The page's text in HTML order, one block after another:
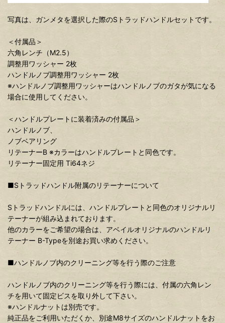
写真は、ガンメタを選択した際のSトラッドハンドルセットです。
＜付属品＞
六角レンチ（M2.5）
調整用ワッシャー 2枚
ハンドルノブ調整用ワッシャー 2枚
※ハンドルノブ調整用ワッシャーはハンドルノブのガタが気になる
場合に使用してください。
＜ハンドルプレートに装着済みの付属品＞
ハンドルノブ、
ノブベアリング
リテーナーB ※カラーはハンドルプレートと同色です。
リテーナー固定用 Ti64ネジ
■Sトラッドハンドル附属のリテーナーについて
Sトラッドハンドルには、ハンドルプレートと同色のオリジナルリ
テーナーが組み込まれております。
他のカラーをご希望の場合は、アベイルオリジナルのハンドルリ
テーナー B-Typeを別途お買い求めください。
■ハンドルノブ内のクリーニング等を行う際のご注意
ハンドルノブ内のクリーニング等を行う際には、付属の六角レン
チを用いて固定ビスを取り外して下さい。
※ハンドルナットは別売です。
純正品をご利用いただくか、別途M8サイズのハンドルナットをお